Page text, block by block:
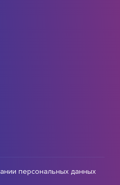
персональных данных